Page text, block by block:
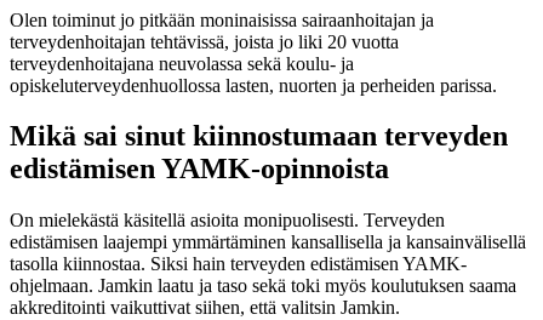
Olen toiminut jo pitkään moninaisissa sairaanhoitajan ja
terveydenhoitajan tehtävissä, joista jo liki 20 vuotta
terveydenhoitajana neuvolassa sekä koulu- ja
opiskeluterveydenhuollossa lasten, nuorten ja perheiden parissa.
Mikä sai sinut kiinnostumaan terveyden
edistämisen YAMK-opinnoista
On mielekästä käsitellä asioita monipuolisesti. Terveyden
edistämisen laajempi ymmärtäminen kansallisella ja kansainvälisellä
tasolla kiinnostaa. Siksi hain terveyden edistämisen YAMK-
ohjelmaan. Jamkin laatu ja taso sekä toki myös koulutuksen saama
akkreditointi vaikuttivat siihen, että valitsin Jamkin.